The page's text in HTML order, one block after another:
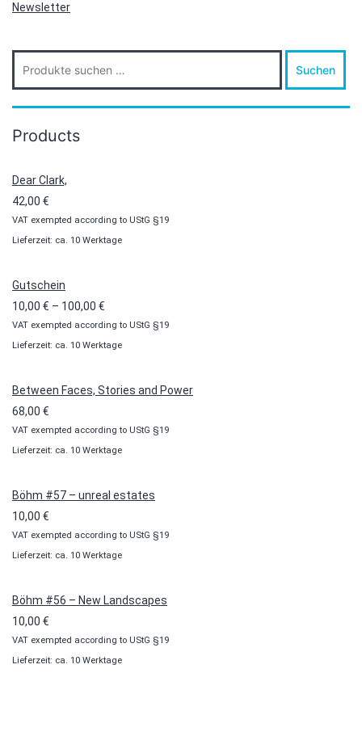
Newsletter
Suche
nach:
Suchen
Products
Dear Clark,
42,00 €
VAT exempted according to UStG §19
Lieferzeit: ca. 10 Werktage
Gutschein
10,00 € – 100,00 €
10,00 €
bis
VAT exempted according to UStG §19
Lieferzeit: ca. 10 Werktage
Between Faces, Stories and Power
68,00 €
VAT exempted according to UStG §19
Lieferzeit: ca. 10 Werktage
Böhm #57 – unreal estates
10,00 €
VAT exempted according to UStG §19
Lieferzeit: ca. 10 Werktage
Böhm #56 – New Landscapes
10,00 €
VAT exempted according to UStG §19
Lieferzeit: ca. 10 Werktage